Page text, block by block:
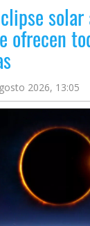
solar
ofrecen
2026, 13:05